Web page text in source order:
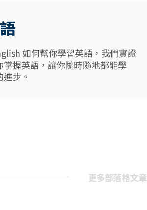
如何幫你學習英語，我們實證
握英語，讓你隨時隨地都能學
步。
更多部落格文章